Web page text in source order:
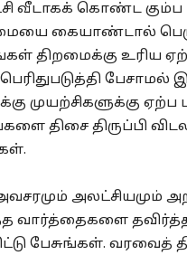
வீடாகக் கொண்ட கும்ப
கையாண்டால்
திறமைக்கு உரிய
பேசாமல்
முயற்சிகளுக்கு
திசை திருப்பி
அலட்சியமும்
வார்த்தைகளை
பேசுங்கள். வரவைத்